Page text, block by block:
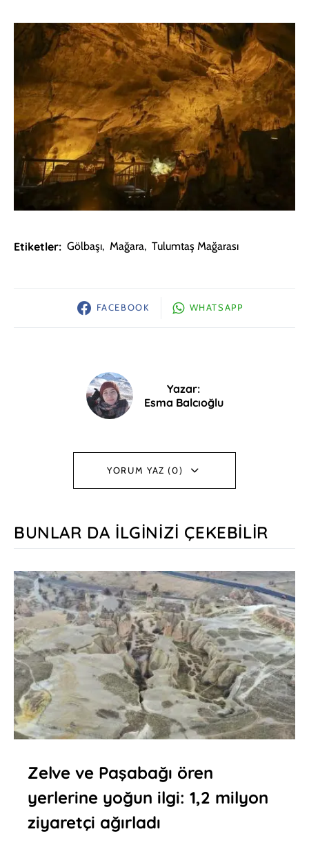
Etiketler: Gölbaşı, Mağara, Tulumtaş Mağarası
FACEBOOK WHATSAPP
Yazar:
Esma Balcıoğlu
YORUM YAZ (0)
BUNLAR DA İLGINIZI ÇEKEBILIR
Zelve ve Paşabağı ören
yerlerine yoğun ilgi: 1,2 milyon
ziyaretçi ağırladı